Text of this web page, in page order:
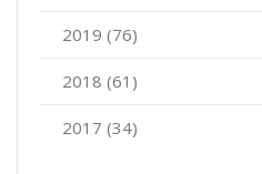
2019 (76)
2018 (61)
2017 (34)